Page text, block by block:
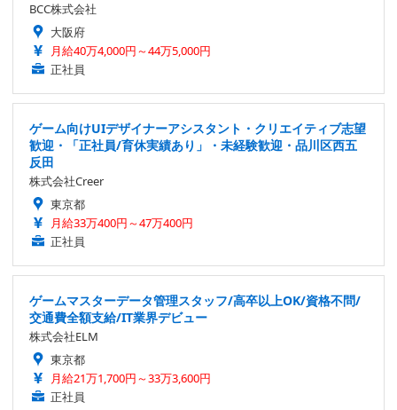
BCC株式会社
大阪府
月給40万4,000円～44万5,000円
正社員
ゲーム向けUIデザイナーアシスタント・クリエイティブ志望
歓迎・「正社員/育休実績あり」・未経験歓迎・品川区西五
反田
株式会社Creer
東京都
月給33万400円～47万400円
正社員
ゲームマスターデータ管理スタッフ/高卒以上OK/資格不問/
交通費全額支給/IT業界デビュー
株式会社ELM
東京都
月給21万1,700円～33万3,600円
正社員